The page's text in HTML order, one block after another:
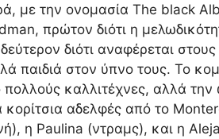
με την ονομασία The black
πρώτον διότι η
διότι αναφέρεται
παιδιά στον ύπνο τους. Το
πολλούς καλλιτέχνες, αλλά
κορίτσια αδελφές από το
η Paulina (ντραμς), και η